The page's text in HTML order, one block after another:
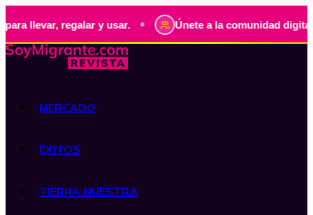
regalar y usar. • Únete a la comunidad digital de
MERCADO
ÉXITOS
TIERRA NUESTRA